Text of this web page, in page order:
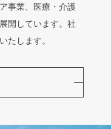
事業、医療・介護
開しています。社
たします。